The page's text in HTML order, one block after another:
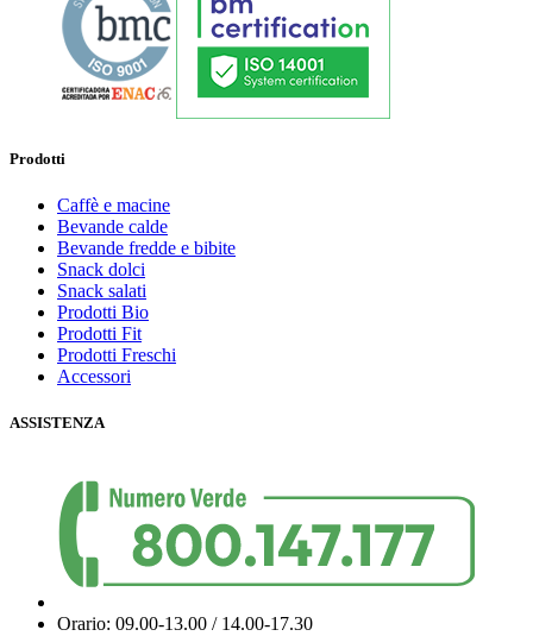
Prodotti
Caffè e macine
Bevande calde
Bevande fredde e bibite
Snack dolci
Snack salati
Prodotti Bio
Prodotti Fit
Prodotti Freschi
Accessori
ASSISTENZA
Orario: 09.00-13.00 / 14.00-17.30